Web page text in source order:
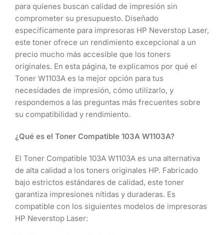
para quienes buscan calidad de impresión sin
comprometer su presupuesto. Diseñado
específicamente para impresoras HP Neverstop Laser,
este toner ofrece un rendimiento excepcional a un
precio mucho más accesible que los toners
originales. En esta página, te explicamos por qué el
Toner W1103A es la mejor opción para tus
necesidades de impresión, cómo utilizarlo, y
respondemos a las preguntas más frecuentes sobre
su compatibilidad y rendimiento.
¿Qué es el Toner Compatible 103A W1103A?
El Toner Compatible 103A W1103A es una alternativa
de alta calidad a los toners originales HP. Fabricado
bajo estrictos estándares de calidad, este toner
garantiza impresiones nítidas y duraderas. Es
compatible con los siguientes modelos de impresoras
HP Neverstop Laser: